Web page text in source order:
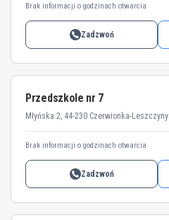
Brak informacji o godzinach otwarcia
Zadzwoń
Przedszkole nr 7
Młyńska 2, 44-230 Czerwionka-Leszczyny
Brak informacji o godzinach otwarcia
Zadzwoń